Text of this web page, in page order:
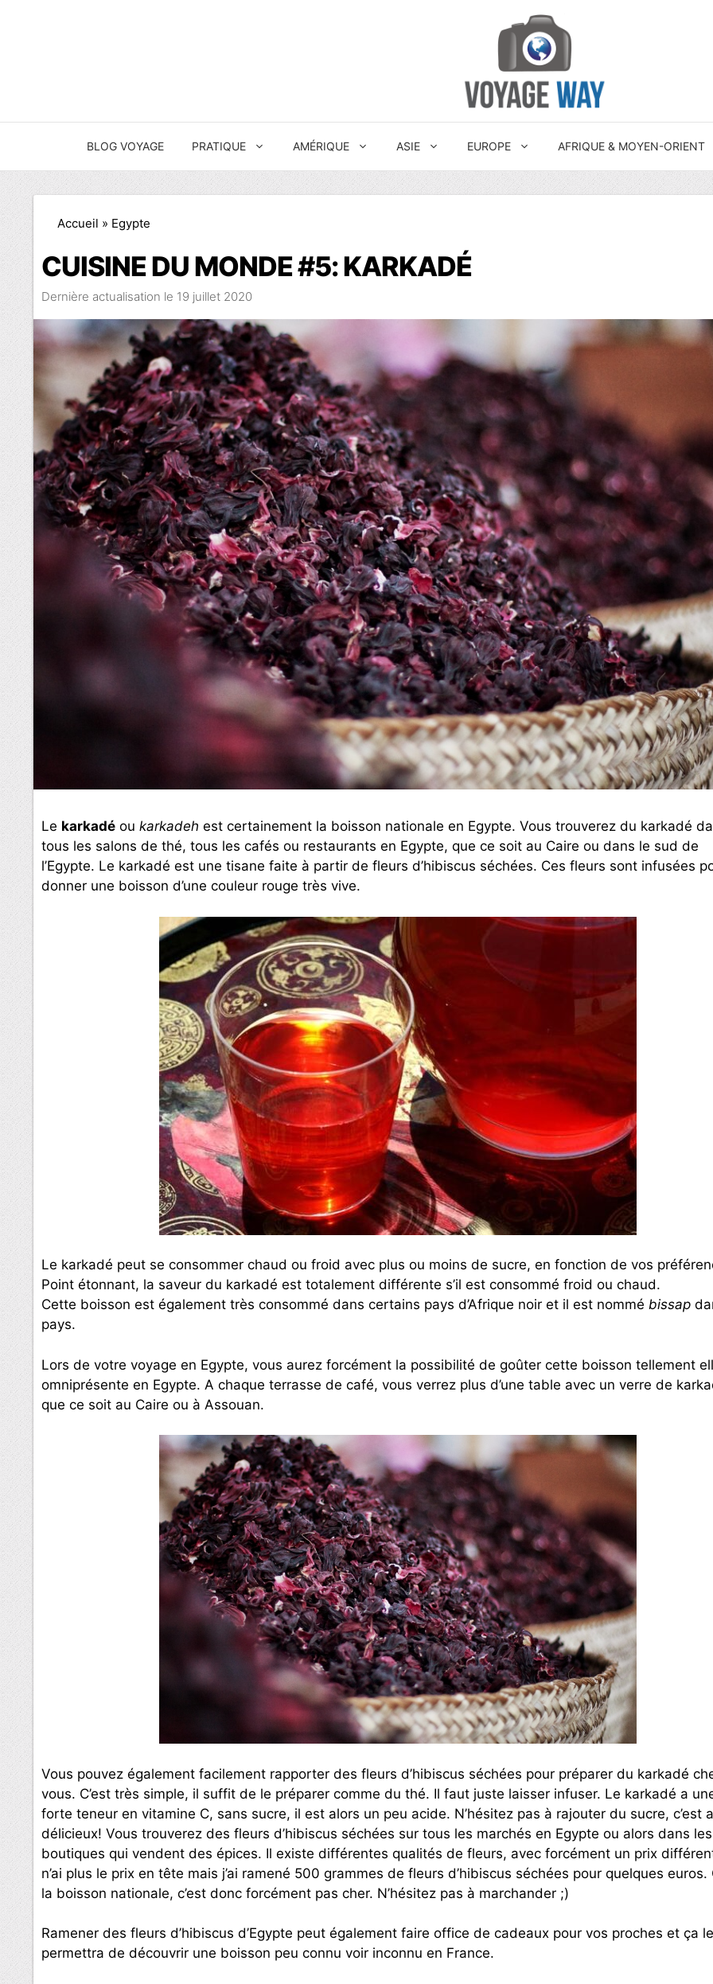
BLOG VOYAGE PRATIQUE AMÉRIQUE ASIE EUROPE AFRIQUE & MOYEN-ORIENT
Accueil » Egypte
CUISINE DU MONDE #5: KARKADÉ
19 juillet 2020
Le karkadé ou karkadeh est certainement la boisson nationale en Egypte. Vous trouverez du karkadé
tous les salons de thé, tous les cafés ou restaurants en Egypte, que ce soit au Caire ou dans le sud de
l’Egypte. Le karkadé est une tisane faite à partir de fleurs d’hibiscus séchées. Ces fleurs sont infusées
donner une boisson d’une couleur rouge très vive.
Le karkadé peut se consommer chaud ou froid avec plus ou moins de sucre, en fonction de vos
Point étonnant, la saveur du karkadé est totalement différente s’il est consommé froid ou chaud.
Cette boisson est également très consommé dans certains pays d’Afrique noir et il est nommé bissap
pays.
Lors de votre voyage en Egypte, vous aurez forcément la possibilité de goûter cette boisson tellement
omniprésente en Egypte. A chaque terrasse de café, vous verrez plus d’une table avec un verre de
que ce soit au Caire ou à Assouan.
Vous pouvez également facilement rapporter des fleurs d’hibiscus séchées pour préparer du karkadé
vous. C’est très simple, il suffit de le préparer comme du thé. Il faut juste laisser infuser. Le karkadé a
forte teneur en vitamine C, sans sucre, il est alors un peu acide. N’hésitez pas à rajouter du sucre, c’est
délicieux! Vous trouverez des fleurs d’hibiscus séchées sur tous les marchés en Egypte ou alors dans les
boutiques qui vendent des épices. Il existe différentes qualités de fleurs, avec forcément un prix
n’ai plus le prix en tête mais j’ai ramené 500 grammes de fleurs d’hibiscus séchées pour quelques euros.
la boisson nationale, c’est donc forcément pas cher. N’hésitez pas à marchander ;)
Ramener des fleurs d’hibiscus d’Egypte peut également faire office de cadeaux pour vos proches et ça
permettra de découvrir une boisson peu connu voir inconnu en France.